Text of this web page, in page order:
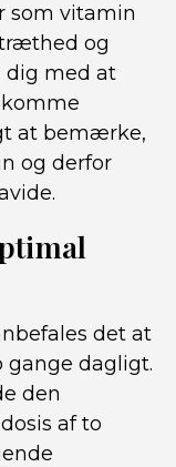
som vitamin
og
dig med at
at bemærke,
og derfor
det at
gange dagligt.
den
af to